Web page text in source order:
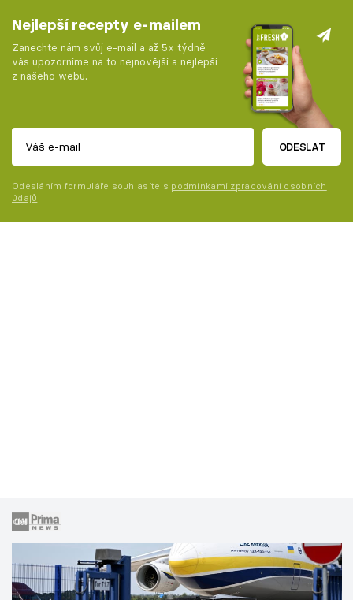
Nejlepší recepty e-mailem
Zanechte nám svůj e-mail a až 5x týdně
vás upozorníme na to nejnovější a nejlepší
z našeho webu.
ODESLAT
Odesláním formuláře souhlasíte s podmínkami zpracování osobních
údajů